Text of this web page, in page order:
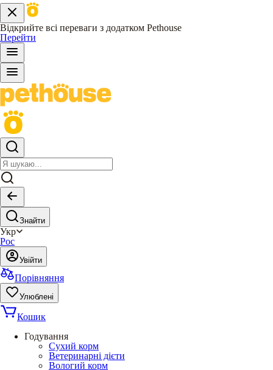
Відкрийте всі переваги з додатком Pethouse
Перейти
Знайти
Укр
Рос
Увійти
Порівняння
Улюблені
Кошик
Годування
Сухий корм
Ветеринарні дієти
Вологий корм